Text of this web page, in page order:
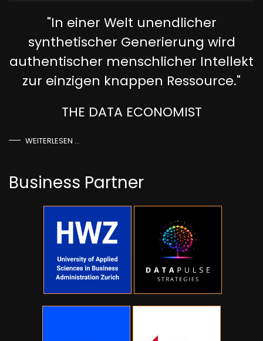
"In einer Welt unendlicher
synthetischer Generierung wird
authentischer menschlicher Intellekt
zur einzigen knappen Ressource."
THE DATA ECONOMIST
WEITERLESEN …
Business Partner